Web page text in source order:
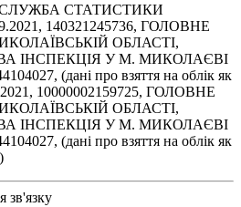
СЛУЖБА СТАТИСТИКИ
140321245736, ГОЛОВНЕ
ОБЛАСТІ,
ІНСПЕКЦІЯ У М. МИКОЛАЄВІ
(дані про взяття на облік як
10000002159725, ГОЛОВНЕ
ОБЛАСТІ,
ІНСПЕКЦІЯ У М. МИКОЛАЄВІ
(дані про взяття на облік як
зв'язку